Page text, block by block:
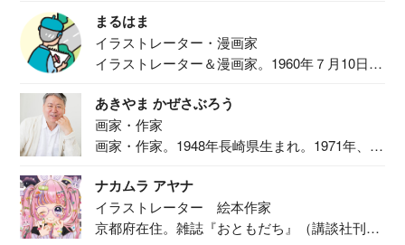
まるはま
イラストレーター・漫画家
イラストレーター＆漫画家。1960年７月10日生
あきやま かぜさぶろう
画家・作家
画家・作家。1948年長崎県生まれ。1971年、
ナカムラ アヤナ
イラストレーター 絵本作家
京都府在住。雑誌『おともだち』（講談社刊）